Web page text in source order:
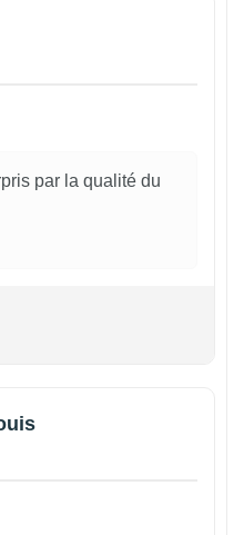
par la qualité du